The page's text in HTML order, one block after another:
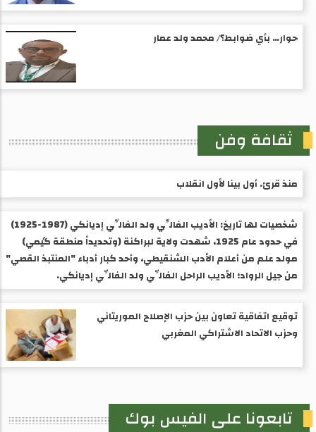
حوار… بأي ضوابط؟/ محمد ولد عمار
ثقافة وفن
منذ قرئ. أول بينا لأول انقلاب
شخصيات لها تاريخ: الأديب الفالِّي ولد الفالِّي إديانكي (1987-1925) ​
في حدود عام 1925، شهدت ولاية لبراكنة (وتحديداً منطقة گيمي)
مولد علم من أعلام الأدب الشنقيطي، وأحد كبار أدباء "المنتبذ القصي"
من جيل الرواد؛ الأديب الراحل الفالِّي ولد الفالِّي إديانكي.
توقيع اتفاقية تعاون بين حزب الإصلاح الموريتاني
وحزب الاتحاد الاشتراكي المغربي
تابعونا على الفيس بوك